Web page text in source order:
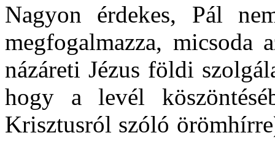
Nagyon érdekes, Pál
megfogalmazza, micsoda
názáreti Jézus földi
hogy a levél
Krisztusról szóló